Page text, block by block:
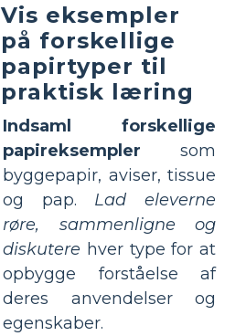
Vis eksempler
på forskellige
papirtyper til
praktisk læring
Indsaml forskellige
papireksempler som
byggepapir, aviser, tissue
og pap. Lad eleverne
røre, sammenligne og
diskutere hver type for at
opbygge forståelse af
deres anvendelser og
egenskaber.